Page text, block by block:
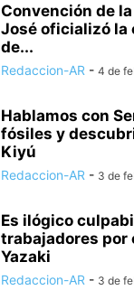
Convención de la
José oficializó la
de...
Redaccion-AR - 4 de
Hablamos con
fósiles y
Kiyú
Redaccion-AR - 3 de
Es ilógico
trabajadores por
Yazaki
Redaccion-AR - 3 de